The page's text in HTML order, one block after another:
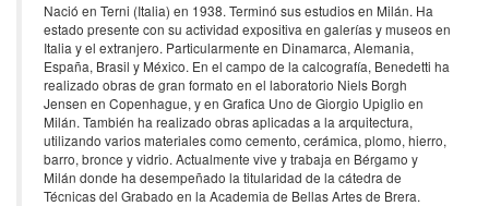
Nació en Terni (Italia) en 1938. Terminó sus estudios en Milán. Ha
estado presente con su actividad expositiva en galerías y museos en
Italia y el extranjero. Particularmente en Dinamarca, Alemania,
España, Brasil y México. En el campo de la calcografía, Benedetti ha
realizado obras de gran formato en el laboratorio Niels Borgh
Jensen en Copenhague, y en Grafica Uno de Giorgio Upiglio en
Milán. También ha realizado obras aplicadas a la arquitectura,
utilizando varios materiales como cemento, cerámica, plomo, hierro,
barro, bronce y vidrio. Actualmente vive y trabaja en Bérgamo y
Milán donde ha desempeñado la titularidad de la cátedra de
Técnicas del Grabado en la Academia de Bellas Artes de Brera.